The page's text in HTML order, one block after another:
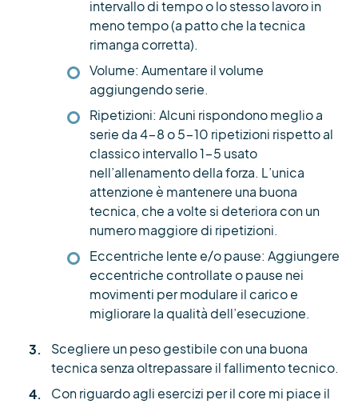
intervallo di tempo o lo stesso lavoro in
meno tempo (a patto che la tecnica
rimanga corretta).
Volume: Aumentare il volume
aggiungendo serie.
Ripetizioni: Alcuni rispondono meglio a
serie da 4-8 o 5-10 ripetizioni rispetto al
classico intervallo 1-5 usato
nell’allenamento della forza. L’unica
attenzione è mantenere una buona
tecnica, che a volte si deteriora con un
numero maggiore di ripetizioni.
Eccentriche lente e/o pause: Aggiungere
eccentriche controllate o pause nei
movimenti per modulare il carico e
migliorare la qualità dell’esecuzione.
Scegliere un peso gestibile con una buona
tecnica senza oltrepassare il fallimento tecnico.
Con riguardo agli esercizi per il core mi piace il